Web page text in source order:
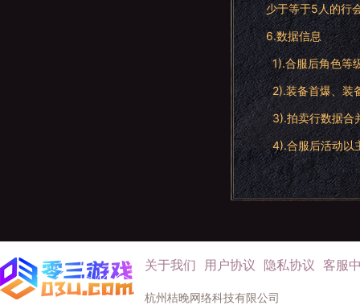
少于等于5人的行
6.数据信息
1).合服后角色等
2).装备首爆、装
3).拍卖行数据合
4).合服后活动以
关于我们 用户协议 隐私协议 客服
杭州桔晚网络科技有限公司